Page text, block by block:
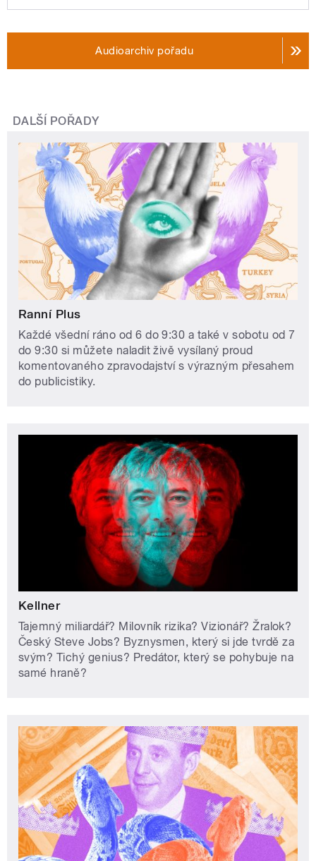
Audioarchiv pořadu
DALŠÍ POŘADY
Ranní Plus
Každé všední ráno od 6 do 9:30 a také v sobotu od 7
do 9:30 si můžete naladit živě vysílaný proud
komentovaného zpravodajství s výrazným přesahem
do publicistiky.
Kellner
Tajemný miliardář? Milovník rizika? Vizionář? Žralok?
Český Steve Jobs? Byznysmen, který si jde tvrdě za
svým? Tichý genius? Predátor, který se pohybuje na
samé hraně?